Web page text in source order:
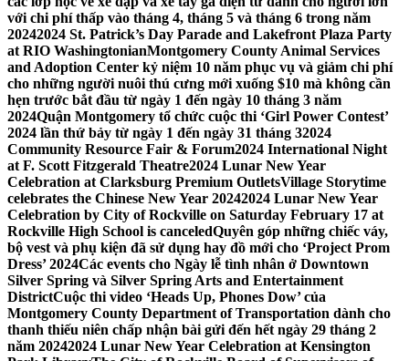
với chi phí thấp vào tháng 4, tháng 5 và tháng 6 trong năm
20242024 St. Patrick’s Day Parade and Lakefront Plaza Party
at RIO WashingtonianMontgomery County Animal Services
and Adoption Center kỷ niệm 10 năm phục vụ và giảm chi phí
cho những người nuôi thú cưng mới xuống $10 mà không cần
hẹn trước bắt đầu từ ngày 1 đến ngày 10 tháng 3 năm
2024Quận Montgomery tổ chức cuộc thi ‘Girl Power Contest’
2024 lần thứ bảy từ ngày 1 đến ngày 31 tháng 32024
Community Resource Fair & Forum2024 International Night
at F. Scott Fitzgerald Theatre2024 Lunar New Year
Celebration at Clarksburg Premium OutletsVillage Storytime
celebrates the Chinese New Year 20242024 Lunar New Year
Celebration by City of Rockville on Saturday February 17 at
Rockville High School is canceledQuyên góp những chiếc váy,
bộ vest và phụ kiện đã sử dụng hay đồ mới cho ‘Project Prom
Dress’ 2024Các events cho Ngày lễ tình nhân ở Downtown
Silver Spring và Silver Spring Arts and Entertainment
DistrictCuộc thi video ‘Heads Up, Phones Dow’ của
Montgomery County Department of Transportation dành cho
thanh thiếu niên chấp nhận bài gửi đến hết ngày 29 tháng 2
năm 20242024 Lunar New Year Celebration at Kensington